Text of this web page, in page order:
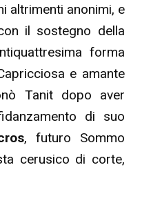
altrimenti anonimi, e
il sostegno della
forma
e amante
Tanit dopo aver
di suo
, futuro Sommo
cerusico di corte,